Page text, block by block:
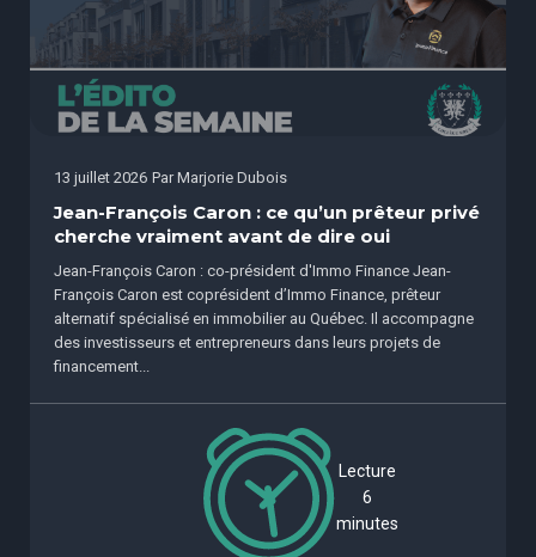
13 juillet 2026 Par Marjorie Dubois
Jean-François Caron : ce qu’un prêteur privé
cherche vraiment avant de dire oui
Jean-François Caron : co-président d'Immo Finance Jean-
François Caron est coprésident d’Immo Finance, prêteur
alternatif spécialisé en immobilier au Québec. Il accompagne
des investisseurs et entrepreneurs dans leurs projets de
financement...
Lecture
6
minutes